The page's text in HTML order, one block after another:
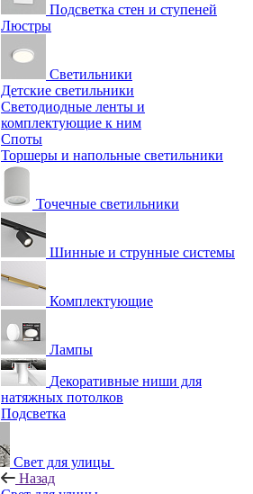
Подсветка стен и ступеней
Люстры
Светильники
Детские светильники
Светодиодные ленты и
комплектующие к ним
Споты
Торшеры и напольные светильники
Точечные светильники
Шинные и струнные системы
Комплектующие
Лампы
Декоративные ниши для
натяжных потолков
Подсветка
Свет для улицы
Назад